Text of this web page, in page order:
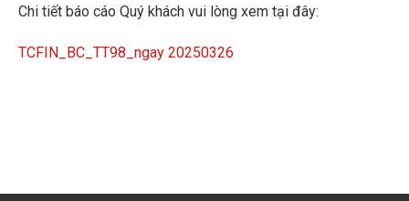
Chi tiết báo cáo Quý khách vui lòng xem tại đây:
TCFIN_BC_TT98_ngay 20250326